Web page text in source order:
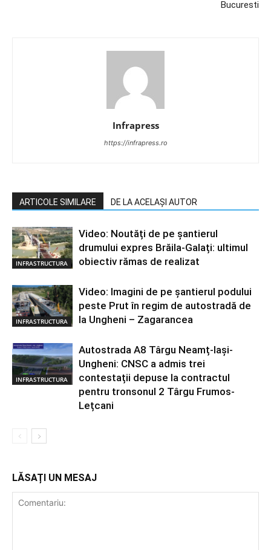
Bucuresti
Infrapress
https://infrapress.ro
ARTICOLE SIMILARE DE LA ACELAȘI AUTOR
INFRASTRUCTURA
Video: Noutăți de pe șantierul
drumului expres Brăila-Galați: ultimul
obiectiv rămas de realizat
INFRASTRUCTURA
Video: Imagini de pe șantierul podului
peste Prut în regim de autostradă de
la Ungheni – Zagarancea
INFRASTRUCTURA
Autostrada A8 Târgu Neamț-Iași-
Ungheni: CNSC a admis trei
contestații depuse la contractul
pentru tronsonul 2 Târgu Frumos-
Lețcani
LĂSAȚI UN MESAJ